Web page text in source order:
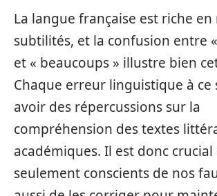
La langue française est riche en
subtilités, et la confusion entre
et « beaucoups » illustre bien
Chaque erreur linguistique à ce
avoir des répercussions sur la
compréhension des textes
académiques. Il est donc crucial
seulement conscients de nos